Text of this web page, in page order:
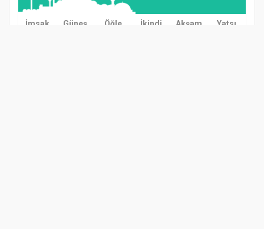
İmsak Güneş Öğle İkindi Akşam
Yatsı